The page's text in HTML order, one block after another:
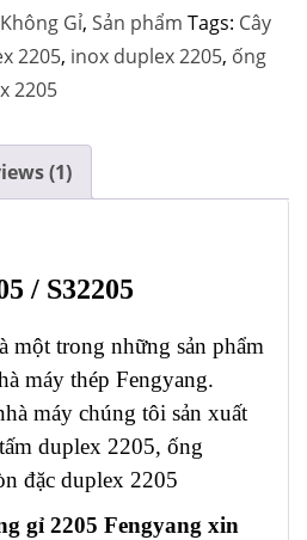
Gỉ, Sản phẩm Tags: Cây
2205, inox duplex 2205, ống
2205
(1)
/ S32205
một trong những sản phẩm
máy thép Fengyang.
máy chúng tôi sản xuất
duplex 2205, ống
đặc duplex 2205
gỉ 2205 Fengyang xin